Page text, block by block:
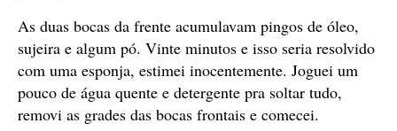
As duas bocas da frente acumulavam pingos de óleo,
sujeira e algum pó. Vinte minutos e isso seria resolvido
com uma esponja, estimei inocentemente. Joguei um
pouco de água quente e detergente pra soltar tudo,
removi as grades das bocas frontais e comecei.